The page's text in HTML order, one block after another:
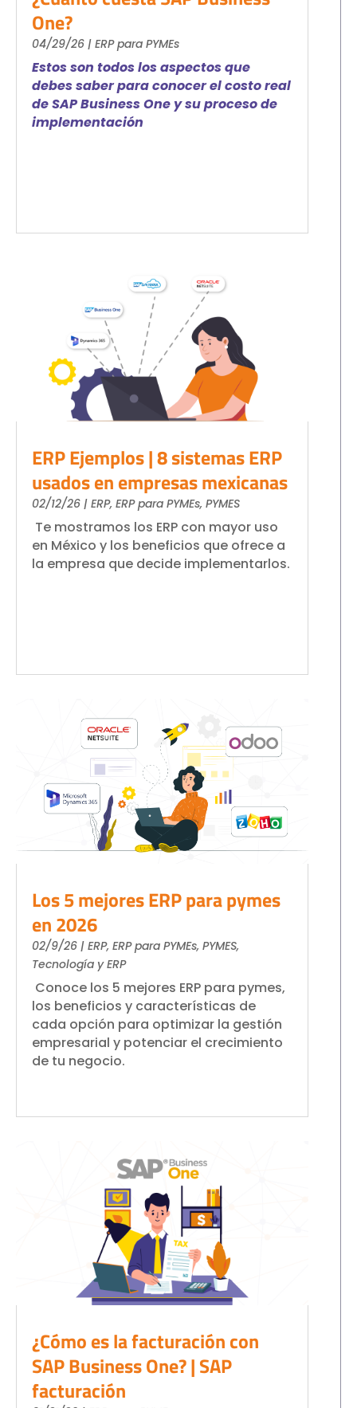
S4HANA Cloud
CONSULTORIA
Consultoria SAP
Consultoria SAP Business One
Consultoria SAP S4HANA Cloud
ÚNETE
One?
04/29/26 | ERP para PYMEs
Estos son todos los aspectos que
debes saber para conocer el costo real
de SAP Business One y su proceso de
implementación
ERP Ejemplos | 8 sistemas ERP
usados en empresas mexicanas
02/12/26 | ERP, ERP para PYMEs, PYMES
Te mostramos los ERP con mayor uso
en México y los beneficios que ofrece a
la empresa que decide implementarlos.
Los 5 mejores ERP para pymes
en 2026
02/9/26 | ERP, ERP para PYMEs, PYMES,
Tecnología y ERP
Conoce los 5 mejores ERP para pymes,
los beneficios y características de
cada opción para optimizar la gestión
empresarial y potenciar el crecimiento
de tu negocio.
¿Cómo es la facturación con
SAP Business One? | SAP
facturación